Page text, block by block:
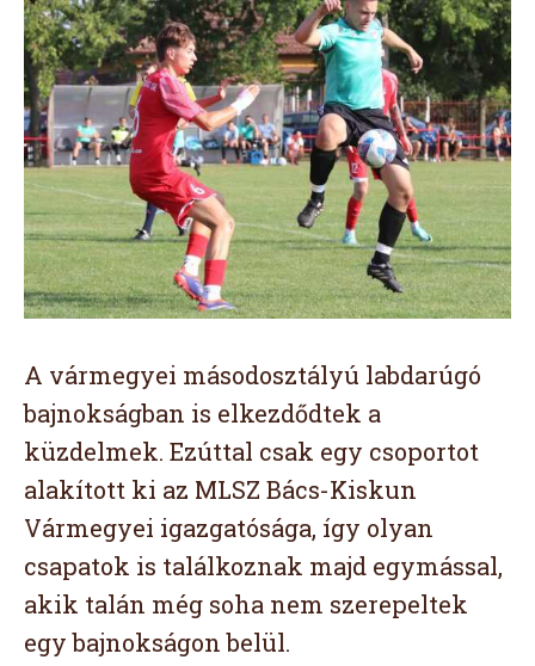
A vármegyei másodosztályú labdarúgó
bajnokságban is elkezdődtek a
küzdelmek. Ezúttal csak egy csoportot
alakított ki az MLSZ Bács-Kiskun
Vármegyei igazgatósága, így olyan
csapatok is találkoznak majd egymással,
akik talán még soha nem szerepeltek
egy bajnokságon belül.